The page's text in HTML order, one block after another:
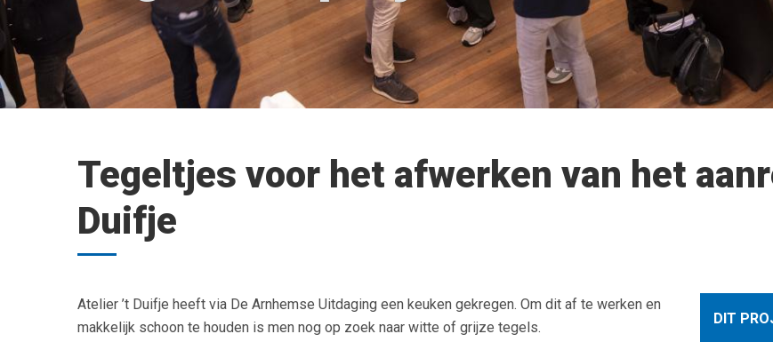
Tegeltjes voor het afwerken van het
Duifje
DIT
Atelier ’t Duifje heeft via De Arnhemse Uitdaging een keuken gekregen. Om dit af te werken en
makkelijk schoon te houden is men nog op zoek naar witte of grijze tegels.